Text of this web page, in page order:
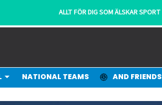
FÖR DIG SOM ÄLSKAR SPORT
NATIONAL TEAMS AND FRIENDS